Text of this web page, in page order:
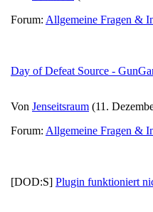
Forum: Allgemeine Fragen &
Day of Defeat Source -
Von Jenseitsraum (11.
Forum: Allgemeine Fragen &
[DOD:S] Plugin funktioniert